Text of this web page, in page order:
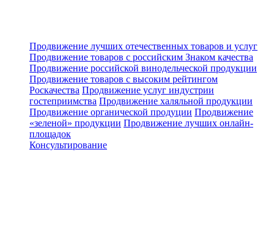
Продвижение лучших отечественных товаров и услуг
Продвижение товаров с российским Знаком качества
Продвижение российской винодельческой продукции
Продвижение товаров с высоким рейтингом
Роскачества Продвижение услуг индустрии
гостеприимства Продвижение халяльной продукции
Продвижение органической продуции Продвижение
«зеленой» продукции Продвижение лучших онлайн-
площадок
Консультирование